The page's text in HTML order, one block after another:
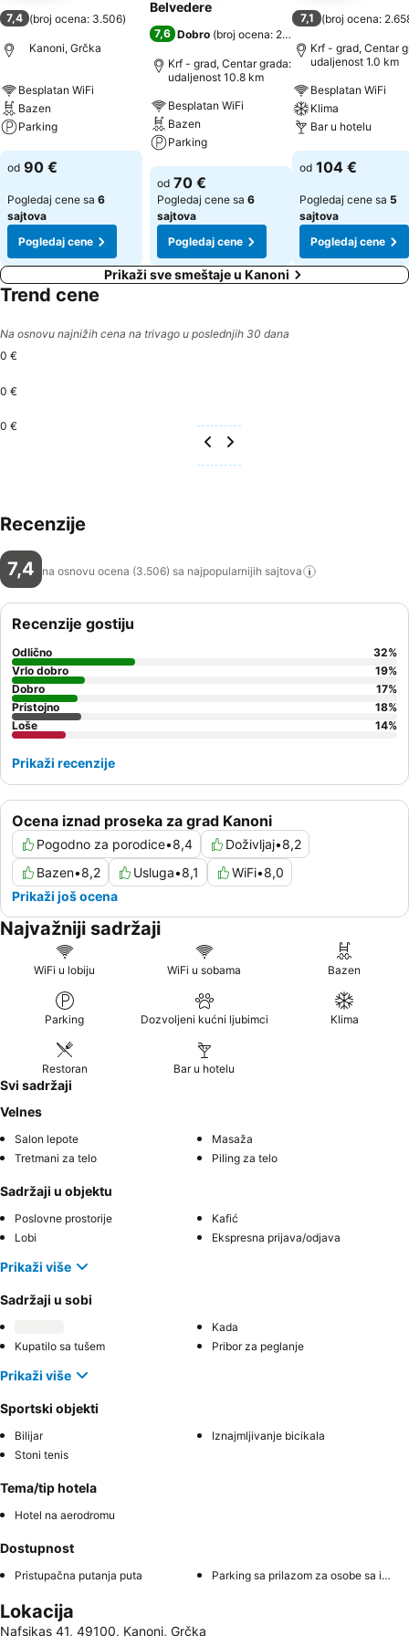
7,4 (broj ocena: 3.506)
Kanoni, Grčka
Besplatan WiFi
Bazen
Parking
Pogledaj cene
od 90 €
Pogledaj cene sa 6
sajtova
Pogledaj cene
Belvedere
7,6 Dobro (broj ocena: 2.247
Krf - grad, Centar grada:
udaljenost 10.8 km
Besplatan WiFi
Bazen
Parking
Pogledaj cene
od 70 €
Pogledaj cene sa 6
sajtova
Pogledaj cene
7,1 (broj ocena:
Krf - grad, Centar
udaljenost 1.0 km
Besplatan WiFi
Klima
Bar u hotelu
Pogledaj cene
od 104 €
Pogledaj cene sa 5
sajtova
Pogledaj cene
Prikaži sve smeštaje u Kanoni
Trend cene
Na osnovu najnižih cena na trivago u poslednjih 30 dana
0 €
0 €
0 €
Recenzije
7,4 na osnovu ocena (3.506) sa najpopularnijih sajtova
Ocena iznad proseka za grad Kanoni
Pogodno za porodice•8,4 Doživljaj•8,2
Bazen•8,2 Usluga•8,1 WiFi•8,0
Prikaži još ocena
Recenzije gostiju
Odlično 32%
Vrlo dobro
19%
Dobro
17%
Pristojno
18%
Loše
14%
Prikaži recenzije
Najvažniji sadržaji
WiFi u lobiju WiFi u sobama Bazen
Parking Dozvoljeni kućni ljubimci Klima
Restoran Bar u hotelu
Svi sadržaji
Velnes
Salon lepote
Masaža
Tretmani za telo
Piling za telo
Sadržaji u objektu
Poslovne prostorije
Kafić
Lobi
Ekspresna prijava/odjava
Prikaži više
Sadržaji u sobi
Kada
Kupatilo sa tušem
Pribor za peglanje
Prikaži više
Sportski objekti
Bilijar
Iznajmljivanje bicikala
Stoni tenis
Tema/tip hotela
Hotel na aerodromu
Dostupnost
Pristupačna putanja puta Parking sa prilazom za osobe sa invaliditetom
Lokacija
Nafsikas 41, 49100, Kanoni, Grčka